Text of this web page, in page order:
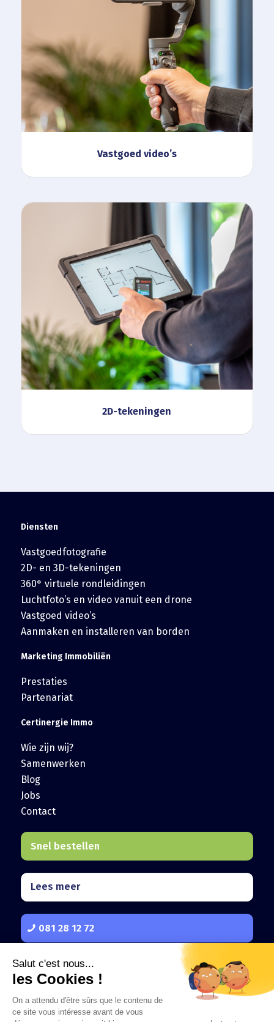
Vastgoed video’s
2D-tekeningen
Diensten
Vastgoedfotografie
2D- en 3D-tekeningen
360° virtuele rondleidingen
Luchtfoto’s en video vanuit een drone
Vastgoed video’s
Aanmaken en installeren van borden
Marketing Immobiliën
Prestaties
Partenariat
Certinergie Immo
Wie zijn wij?
Samenwerken
Blog
Jobs
Contact
Snel bestellen
Lees meer
081 28 12 72